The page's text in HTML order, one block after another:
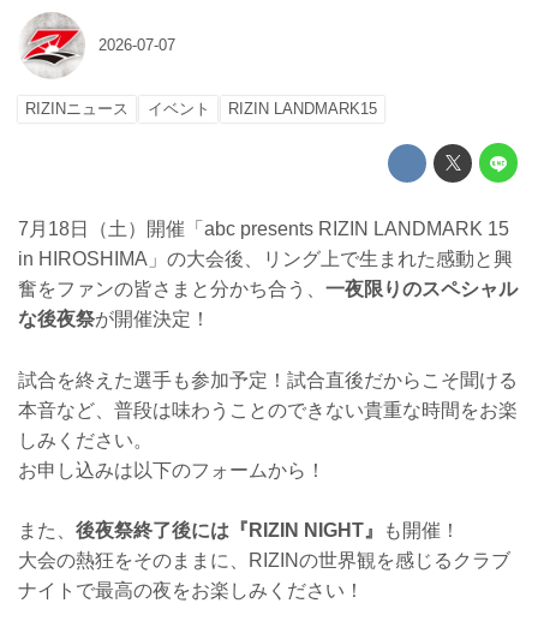
2026-07-07
RIZINニュース イベント RIZIN LANDMARK15
7月18日（土）開催「abc presents RIZIN LANDMARK 15
in HIROSHIMA」の大会後、リング上で生まれた感動と興
奮をファンの皆さまと分かち合う、 一夜限りのスペシャル
な後夜祭が開催決定！
試合を終えた選手も参加予定！試合直後だからこそ聞ける
本音など、普段は味わうことのできない貴重な時間をお楽
しみください。
お申し込みは以下のフォームから！
また、 後夜祭終了後には『RIZIN NIGHT』
も開催！
大会の熱狂をそのままに、RIZINの世界観を感じるクラブ
ナイトで最高の夜をお楽しみください！